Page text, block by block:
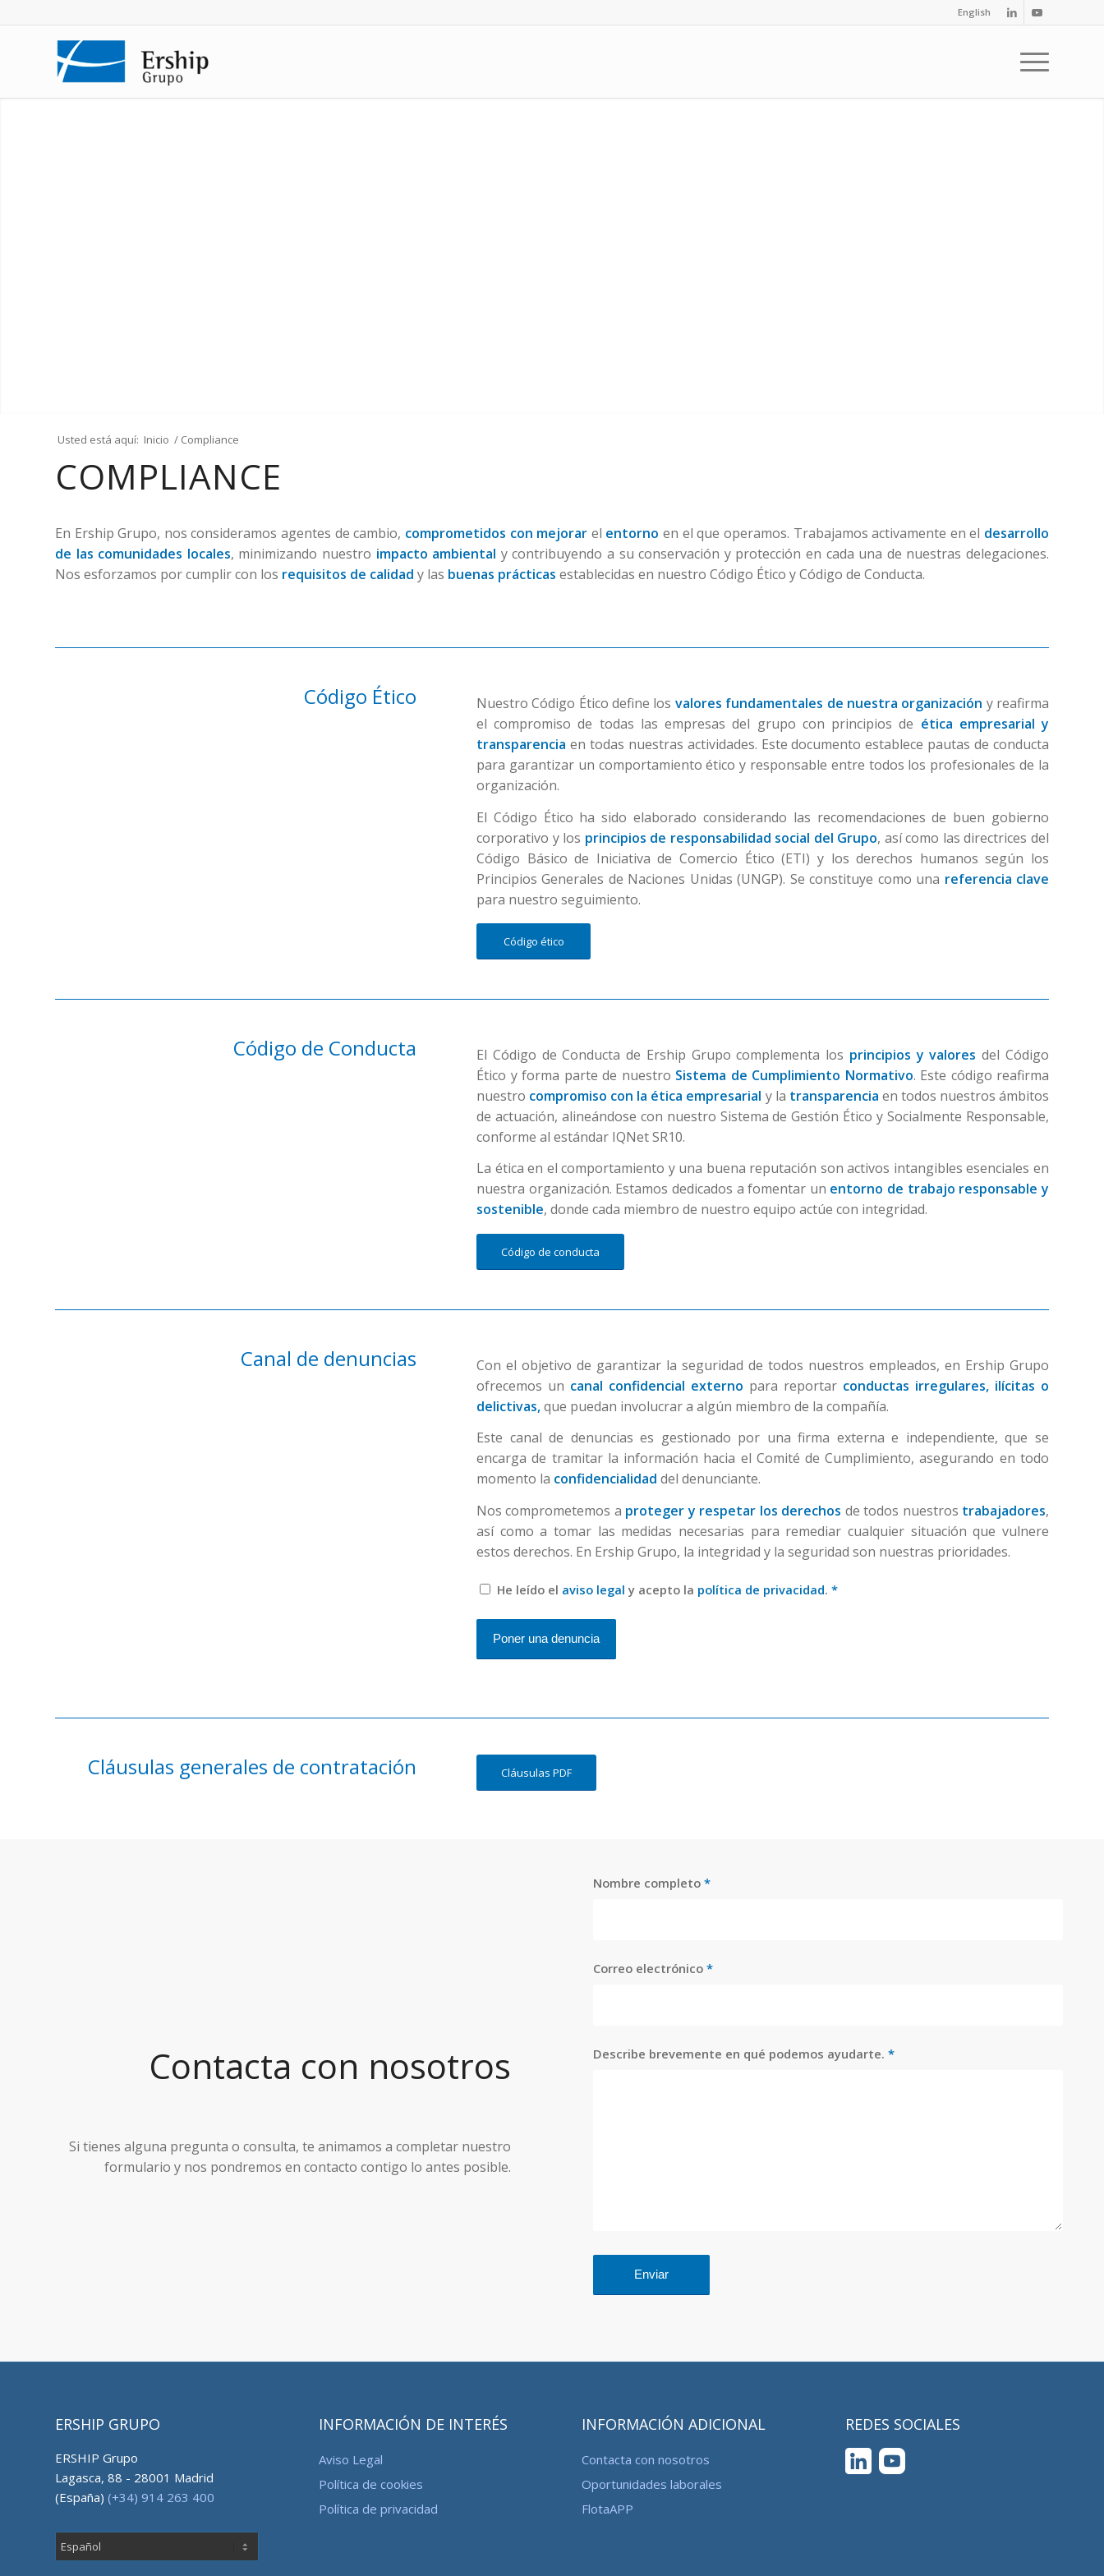
English
Usted está aquí: Inicio / Compliance
COMPLIANCE
En Ership Grupo, nos consideramos agentes de cambio, comprometidos con mejorar el entorno en el que operamos. Trabajamos activamente en el desarrollo
de las comunidades locales, minimizando nuestro impacto ambiental y contribuyendo a su conservación y protección en cada una de nuestras delegaciones.
Nos esforzamos por cumplir con los requisitos de calidad y las buenas prácticas establecidas en nuestro Código Ético y Código de Conducta.
Código Ético Nuestro Código Ético define los valores fundamentales de nuestra organización y reafirma
el compromiso de todas las empresas del grupo con principios de ética empresarial y
transparencia en todas nuestras actividades. Este documento establece pautas de conducta
para garantizar un comportamiento ético y responsable entre todos los profesionales de la
organización.
El Código Ético ha sido elaborado considerando las recomendaciones de buen gobierno
corporativo y los principios de responsabilidad social del Grupo, así como las directrices del
Código Básico de Iniciativa de Comercio Ético (ETI) y los derechos humanos según los
Principios Generales de Naciones Unidas (UNGP). Se constituye como una referencia clave
para nuestro seguimiento.
Código ético
Código de Conducta El Código de Conducta de Ership Grupo complementa los principios y valores del Código
Ético y forma parte de nuestro Sistema de Cumplimiento Normativo. Este código reafirma
nuestro compromiso con la ética empresarial y la transparencia en todos nuestros ámbitos
de actuación, alineándose con nuestro Sistema de Gestión Ético y Socialmente Responsable,
conforme al estándar IQNet SR10.
La ética en el comportamiento y una buena reputación son activos intangibles esenciales en
nuestra organización. Estamos dedicados a fomentar un entorno de trabajo responsable y
sostenible, donde cada miembro de nuestro equipo actúe con integridad.
Código de conducta
Canal de denuncias
Con el objetivo de garantizar la seguridad de todos nuestros empleados, en Ership Grupo
ofrecemos un canal confidencial externo para reportar conductas irregulares, ilícitas o
delictivas,que puedan involucrar a algún miembro de la compañía.
Este canal de denuncias es gestionado por una firma externa e independiente, que se
encarga de tramitar la información hacia el Comité de Cumplimiento, asegurando en todo
momento la confidencialidad del denunciante.
Nos comprometemos a proteger y respetar los derechos de todos nuestros trabajadores,
así como a tomar las medidas necesarias para remediar cualquier situación que vulnere
estos derechos. En Ership Grupo, la integridad y la seguridad son nuestras prioridades.
He leído el aviso legal y acepto la política de privacidad.*
Cláusulas generales de contratación Cláusulas PDF
Contacta con nosotros
Si tienes alguna pregunta o consulta, te animamos a completar nuestro
formulario y nos pondremos en contacto contigo lo antes posible.
Nombre completo *
Correo electrónico *
Describe brevemente en qué podemos ayudarte. *
ERSHIP GRUPO
ERSHIP Grupo
Lagasca, 88 - 28001 Madrid
(España) (+34) 914 263 400
un
INFORMACIÓN DE INTERÉS
Aviso Legal
Política de cookies
Política de privacidad
INFORMACIÓN ADICIONAL
Contacta con nosotros
Oportunidades laborales
FlotaAPP
REDES SOCIALES